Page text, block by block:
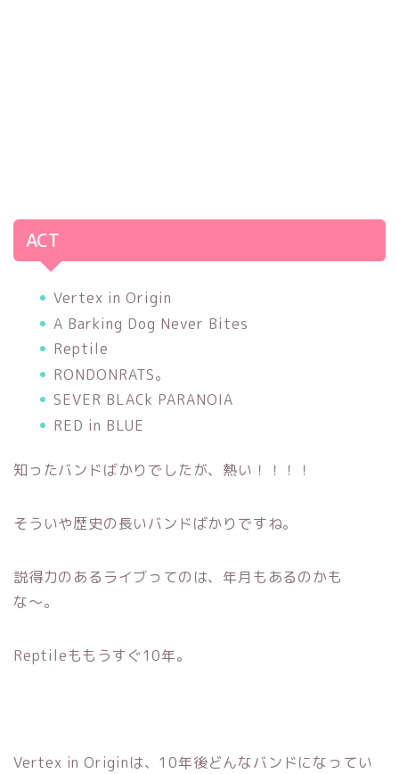
ACT
Vertex in Origin
A Barking Dog Never Bites
Reptile
RONDONRATS。
SEVER BLACk PARANOIA
RED in BLUE
知ったバンドばかりでしたが、熱い！！！！
そういや歴史の長いバンドばかりですね。
説得力のあるライブってのは、年月もあるのかも
な〜。
Reptileももうすぐ10年。
Vertex in Originは、10年後どんなバンドになってい